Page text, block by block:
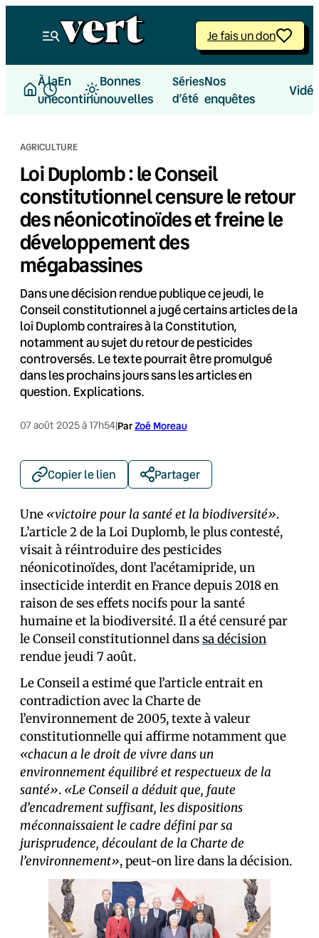
Je fais un don
À la
une
En
continu
Bonnes
nouvelles
Séries
d’été
Nos
enquêtes
AGRICULTURE
Loi Duplomb : le Conseil
constitutionnel censure le retour
des néonicotinoïdes et freine le
développement des
mégabassines
Dans une décision rendue publique ce jeudi, le
Conseil constitutionnel a jugé certains articles de la
loi Duplomb contraires à la Constitution,
notamment au sujet du retour de pesticides
controversés. Le texte pourrait être promulgué
dans les prochains jours sans les articles en
question. Explications.
07 août 2025 à 17h54|ParZoé Moreau
Copier le lien Partager
Une «victoire pour la santé et la biodiversité».
L’article 2 de la Loi Duplomb, le plus contesté,
visait à réintroduire des pesticides
néonicotinoïdes, dont l’acétamipride, un
insecticide interdit en France depuis 2018 en
raison de ses effets nocifs pour la santé
humaine et la biodiversité. Il a été censuré par
le Conseil constitutionnel danssa décision
rendue jeudi 7 août.
Le Conseil a estimé que l’article entrait en
contradiction avec la Charte de
l’environnement de 2005, texte à valeur
constitutionnelle qui affirme notamment que
«chacun a le droit de vivre dans un
environnement équilibré et respectueux de la
santé». «Le Conseil a déduit que, faute
d’encadrement suffisant, les dispositions
méconnaissaient le cadre défini par sa
jurisprudence, découlant de la Charte de
l’environnement», peut-on lire dans la décision.